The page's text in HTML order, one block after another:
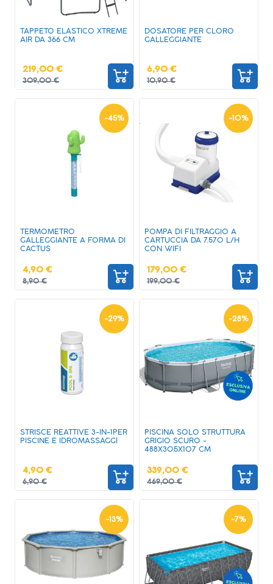
TAPPETO ELASTICO XTREME
AIR DA 366 CM
219,00 €
309,00 €
DOSATORE PER CLORO
GALLEGGIANTE
6,90 €
10,90 €
-45%
TERMOMETRO
GALLEGGIANTE A FORMA DI
CACTUS
4,90 €
8,90 €
-10%
POMPA DI FILTRAGGIO A
CARTUCCIA DA 7.570 L/H
CON WIFI
179,00 €
199,00 €
-29%
STRISCE REATTIVE 3-IN-1PER
PISCINE E IDROMASSAGGI
4,90 €
6,90 €
-28%
PISCINA SOLO STRUTTURA
GRIGIO SCURO -
488X305X107 CM
339,00 €
469,00 €
-13% -7%